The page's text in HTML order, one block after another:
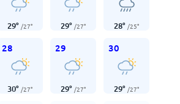
29° /27° 29° /27° 28° /25°
28
30° /27°
29
29° /27°
30
29° /27°